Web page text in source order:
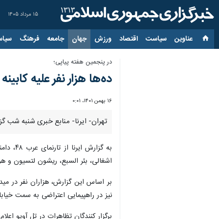
۱۵ مرداد ۱۴۰۵
عناوین‌ سیاست اقتصاد ورزش جهان جامعه فرهنگ
در پنجمین هفته پیاپی؛
ده‌ها هزار نفر علیه
۱۶ بهمن ۱۴۰۱، ۰:۰۱